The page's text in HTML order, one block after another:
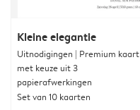
Kleine elegantie
Uitnodigingen | Premium kaart
met keuze uit 3
papierafwerkingen
Set van 10 kaarten